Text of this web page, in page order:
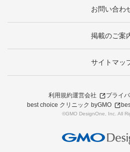
お問い合わ
掲載のご案
サイトマッ
利用規約運営会社
プライ
best choice クリニック byGMO
©GMO DesignOne, Inc. All